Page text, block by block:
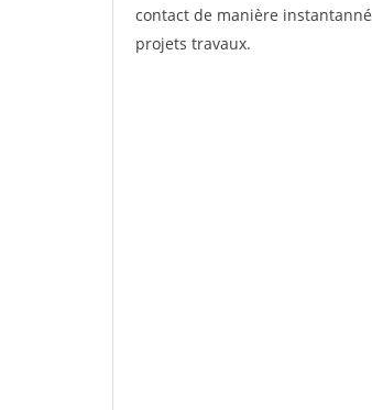
contact de manière
projets travaux.